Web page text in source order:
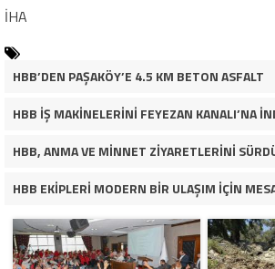
İHA
HBB’DEN PAŞAKÖY’E 4.5 KM BETON ASFALT
HBB İŞ MAKİNELERİNİ FEYEZAN KANALI’NA
HBB, ANMA VE MİNNET ZİYARETLERİNİ
HBB EKİPLERİ MODERN BİR ULAŞIM İÇİN